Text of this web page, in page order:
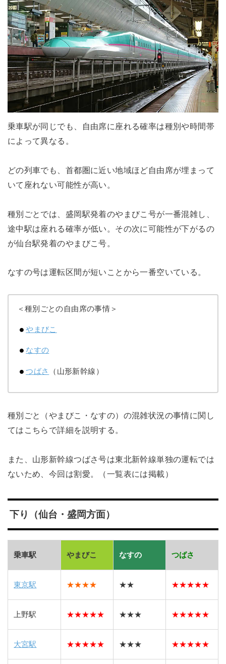
乗車駅が同じでも、自由席に座れる確率は種別や時間帯
によって異なる。
どの列車でも、首都圏に近い地域ほど自由席が埋まって
いて座れない可能性が高い。
種別ごとでは、盛岡駅発着のやまびこ号が一番混雑し、
途中駅は座れる確率が低い。その次に可能性が下がるの
が仙台駅発着のやまびこ号。
なすの号は運転区間が短いことから一番空いている。
＜種別ごとの自由席の事情＞
やまびこ
なすの
つばさ （山形新幹線）
種別ごと（やまびこ・なすの）の混雑状況の事情に関し
てはこちらで詳細を説明する。
また、山形新幹線つばさ号は東北新幹線単独の運転では
ないため、今回は割愛。（一覧表には掲載）
下り（仙台・盛岡方面）
乗車駅 やまびこ なすの つばさ
東京駅 ★★★★ ★★ ★★★★★
上野駅 ★★★★★ ★★★ ★★★★★
大宮駅 ★★★★★ ★★★ ★★★★★